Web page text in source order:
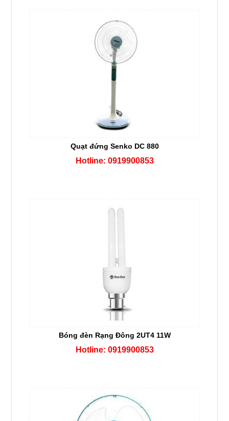
Quạt đứng Senko DC 880
Hotline: 0919900853
Bóng đèn Rạng Đông 2UT4 11W
Hotline: 0919900853